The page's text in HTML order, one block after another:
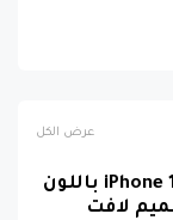
عرض الكل
صورة مسربة تكشف iPhone 17 باللون
لافت